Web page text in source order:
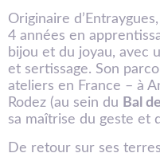
Originaire
4 années en
bijou et du joyau, avec
et sertissage. Son
ateliers en France – à
Rodez (au sein du Bal
sa maîtrise du geste et
De retour sur ses